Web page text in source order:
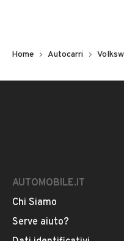
Carburante
Tipologia
Altro
VENDITORE
Home Autocarri
AUTOMOBILE.IT
Chi Siamo
Serve aiuto?